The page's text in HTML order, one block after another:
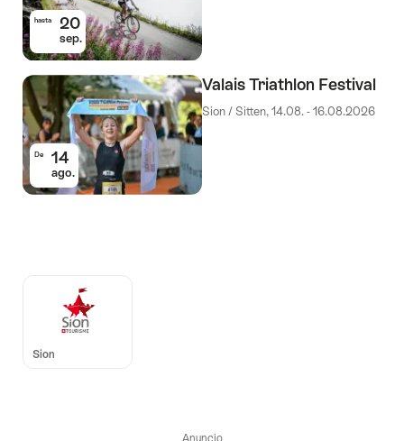
hasta 20
sep.
De 14
ago.
Valais Triathlon Festival
Sion / Sitten, 14.08. - 16.08.2026
Auszeichnungen
Sion
Anuncio